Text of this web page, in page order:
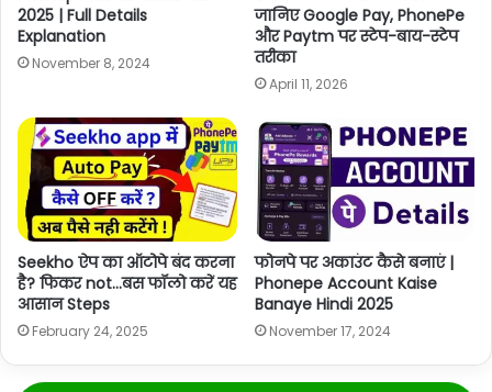
2025 | Full Details
Explanation
November 8, 2024
जानिए Google Pay, PhonePe
और Paytm पर स्टेप-बाय-स्टेप
तरीका
April 11, 2026
Seekho ऐप का ऑटोपे बंद करना
है? फिकर not…बस फॉलो करें यह
आसान Steps
February 24, 2025
फोनपे पर अकाउंट कैसे बनाएं |
Phonepe Account Kaise
Banaye Hindi 2025
November 17, 2024